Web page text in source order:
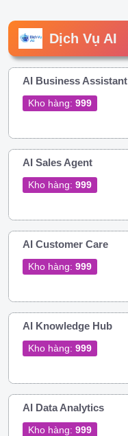
Dịch Vụ AI
AI Business Assistant
Kho hàng: 999
AI Sales Agent
Kho hàng: 999
AI Customer Care
Kho hàng: 999
AI Knowledge Hub
Kho hàng: 999
AI Data Analytics
Kho hàng: 999